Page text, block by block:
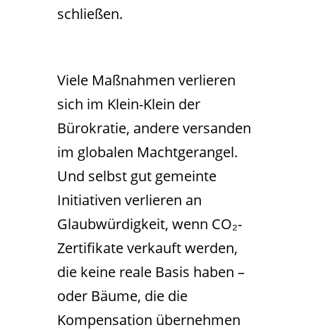
schließen.
Viele Maßnahmen verlieren
sich im Klein-Klein der
Bürokratie, andere versanden
im globalen Machtgerangel.
Und selbst gut gemeinte
Initiativen verlieren an
Glaubwürdigkeit, wenn CO₂-
Zertifikate verkauft werden,
die keine reale Basis haben –
oder Bäume, die die
Kompensation übernehmen